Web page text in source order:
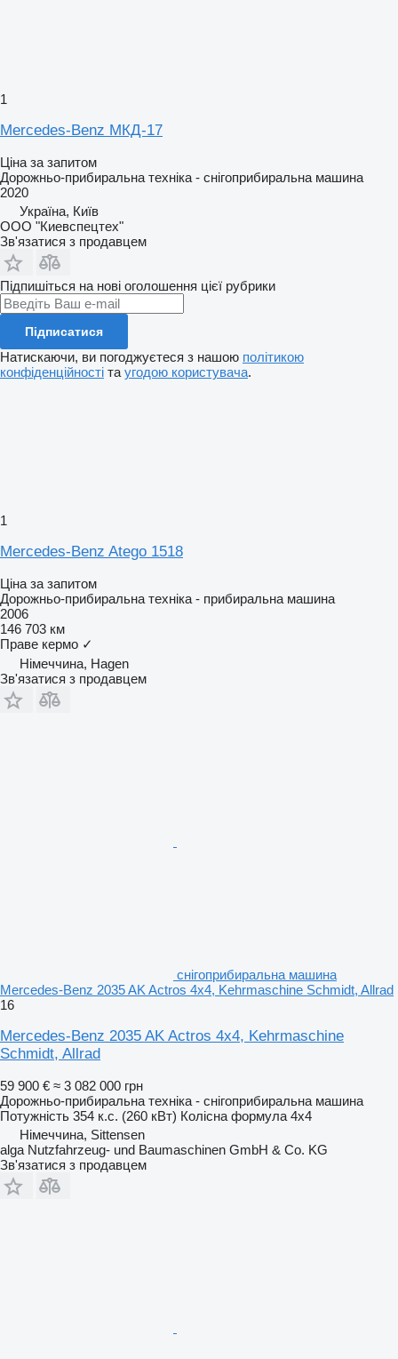
1
Mercedes-Benz МКД-17
Ціна за запитом
Дорожньо-прибиральна техніка - снігоприбиральна машина
2020
Україна, Київ
ООО "Киевспецтех"
Зв'язатися з продавцем
Підпишіться на нові оголошення цієї рубрики
Підписатися
Натискаючи, ви погоджуєтеся з нашою політикою
конфіденційності та угодою користувача.
1
Mercedes-Benz Atego 1518
Ціна за запитом
Дорожньо-прибиральна техніка - прибиральна машина
2006
146 703 км
Праве кермо ✓
Німеччина, Hagen
Зв'язатися з продавцем
снігоприбиральна машина
Mercedes-Benz 2035 AK Actros 4x4, Kehrmaschine Schmidt, Allrad
16
Mercedes-Benz 2035 AK Actros 4x4, Kehrmaschine
Schmidt, Allrad
59 900 € ≈ 3 082 000 грн
Дорожньо-прибиральна техніка - снігоприбиральна машина
Потужність 354 к.с. (260 кВт) Колісна формула 4x4
Німеччина, Sittensen
alga Nutzfahrzeug- und Baumaschinen GmbH & Co. KG
Зв'язатися з продавцем